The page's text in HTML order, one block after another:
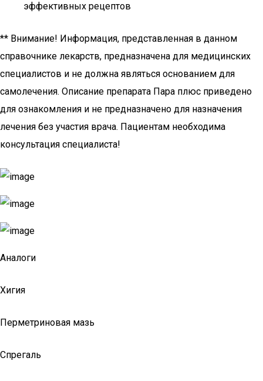
эффективных рецептов
** Внимание! Информация, представленная в данном
справочнике лекарств, предназначена для медицинских
специалистов и не должна являться основанием для
самолечения. Описание препарата Пара плюс приведено
для ознакомления и не предназначено для назначения
лечения без участия врача. Пациентам необходима
консультация специалиста!
Аналоги
Хигия
Перметриновая мазь
Спрегаль